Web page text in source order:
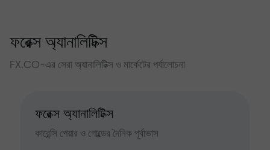
ফরেক্স অ্যানালিটিক্স
FX.CO-এর সেরা অ্যানালিটিক্স ও মার্কেটের পর্যালোচনা
ফরেক্স অ্যানালিটিক্স
কারেন্সি পেয়ার ও গোল্ডের দৈনিক পূর্বাভাস